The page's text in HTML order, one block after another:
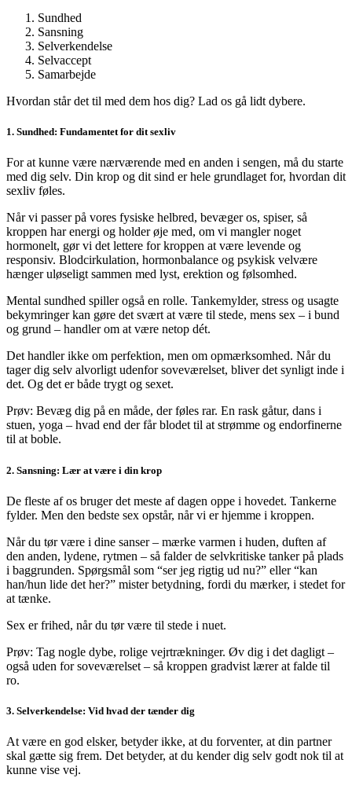
Sundhed
Sansning
Selverkendelse
Selvaccept
Samarbejde
Hvordan står det til med dem hos dig? Lad os gå lidt dybere.
1. Sundhed: Fundamentet for dit sexliv
For at kunne være nærværende med en anden i sengen, må du starte
med dig selv. Din krop og dit sind er hele grundlaget for, hvordan dit
sexliv føles.
Når vi passer på vores fysiske helbred, bevæger os, spiser, så
kroppen har energi og holder øje med, om vi mangler noget
hormonelt, gør vi det lettere for kroppen at være levende og
responsiv. Blodcirkulation, hormonbalance og psykisk velvære
hænger uløseligt sammen med lyst, erektion og følsomhed.
Mental sundhed spiller også en rolle. Tankemylder, stress og usagte
bekymringer kan gøre det svært at være til stede, mens sex – i bund
og grund – handler om at være netop dét.
Det handler ikke om perfektion, men om opmærksomhed. Når du
tager dig selv alvorligt udenfor soveværelset, bliver det synligt inde i
det. Og det er både trygt og sexet.
Prøv: Bevæg dig på en måde, der føles rar. En rask gåtur, dans i
stuen, yoga – hvad end der får blodet til at strømme og endorfinerne
til at boble.
2. Sansning: Lær at være i din krop
De fleste af os bruger det meste af dagen oppe i hovedet. Tankerne
fylder. Men den bedste sex opstår, når vi er hjemme i kroppen.
Når du tør være i dine sanser – mærke varmen i huden, duften af
den anden, lydene, rytmen – så falder de selvkritiske tanker på plads
i baggrunden. Spørgsmål som “ser jeg rigtig ud nu?” eller “kan
han/hun lide det her?” mister betydning, fordi du mærker, i stedet for
at tænke.
Sex er frihed, når du tør være til stede i nuet.
Prøv: Tag nogle dybe, rolige vejrtrækninger. Øv dig i det dagligt –
også uden for soveværelset – så kroppen gradvist lærer at falde til
ro.
3. Selverkendelse: Vid hvad der tænder dig
At være en god elsker, betyder ikke, at du forventer, at din partner
skal gætte sig frem. Det betyder, at du kender dig selv godt nok til at
kunne vise vej.